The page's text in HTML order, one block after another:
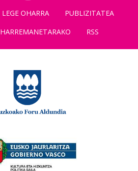
LEGE OHARRA
PUBLIZITATEA
HARREMANETARAKO RSS